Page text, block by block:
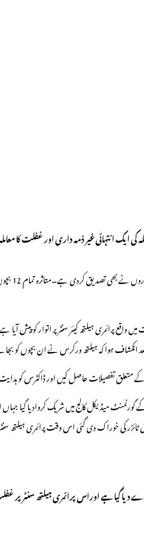
غیر ذمہ داری اور غفلت کا معاملہ
ممبئی
ہوا کہ ہیلتھ ورکرس نے ان بچوں کو
تفصیلات حاصل کیں اور ڈاکٹرس کو ہدایت
میڈیکل کالج میں شریک کروادیا گیا
کی خوراک دی گئی اس وقت پرائمری ہیلتھ
گیا ہے اوراس پرائمری ہیلتھ سنٹر